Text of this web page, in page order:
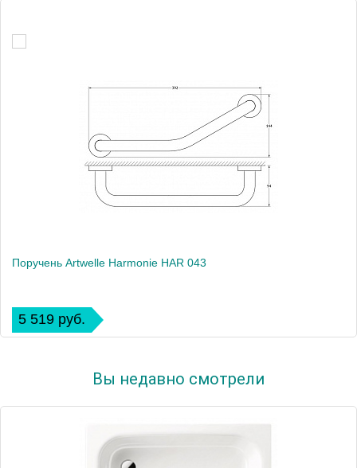
Поручень Artwelle Harmonie HAR 043
5 519 руб.
Вы недавно смотрели